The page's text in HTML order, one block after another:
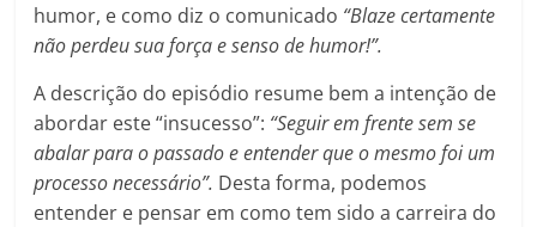
humor, e como diz o comunicado “Blaze certamente
não perdeu sua força e senso de humor!”.
A descrição do episódio resume bem a intenção de
abordar este “insucesso”: “Seguir em frente sem se
abalar para o passado e entender que o mesmo foi um
processo necessário”. Desta forma, podemos
entender e pensar em como tem sido a carreira do